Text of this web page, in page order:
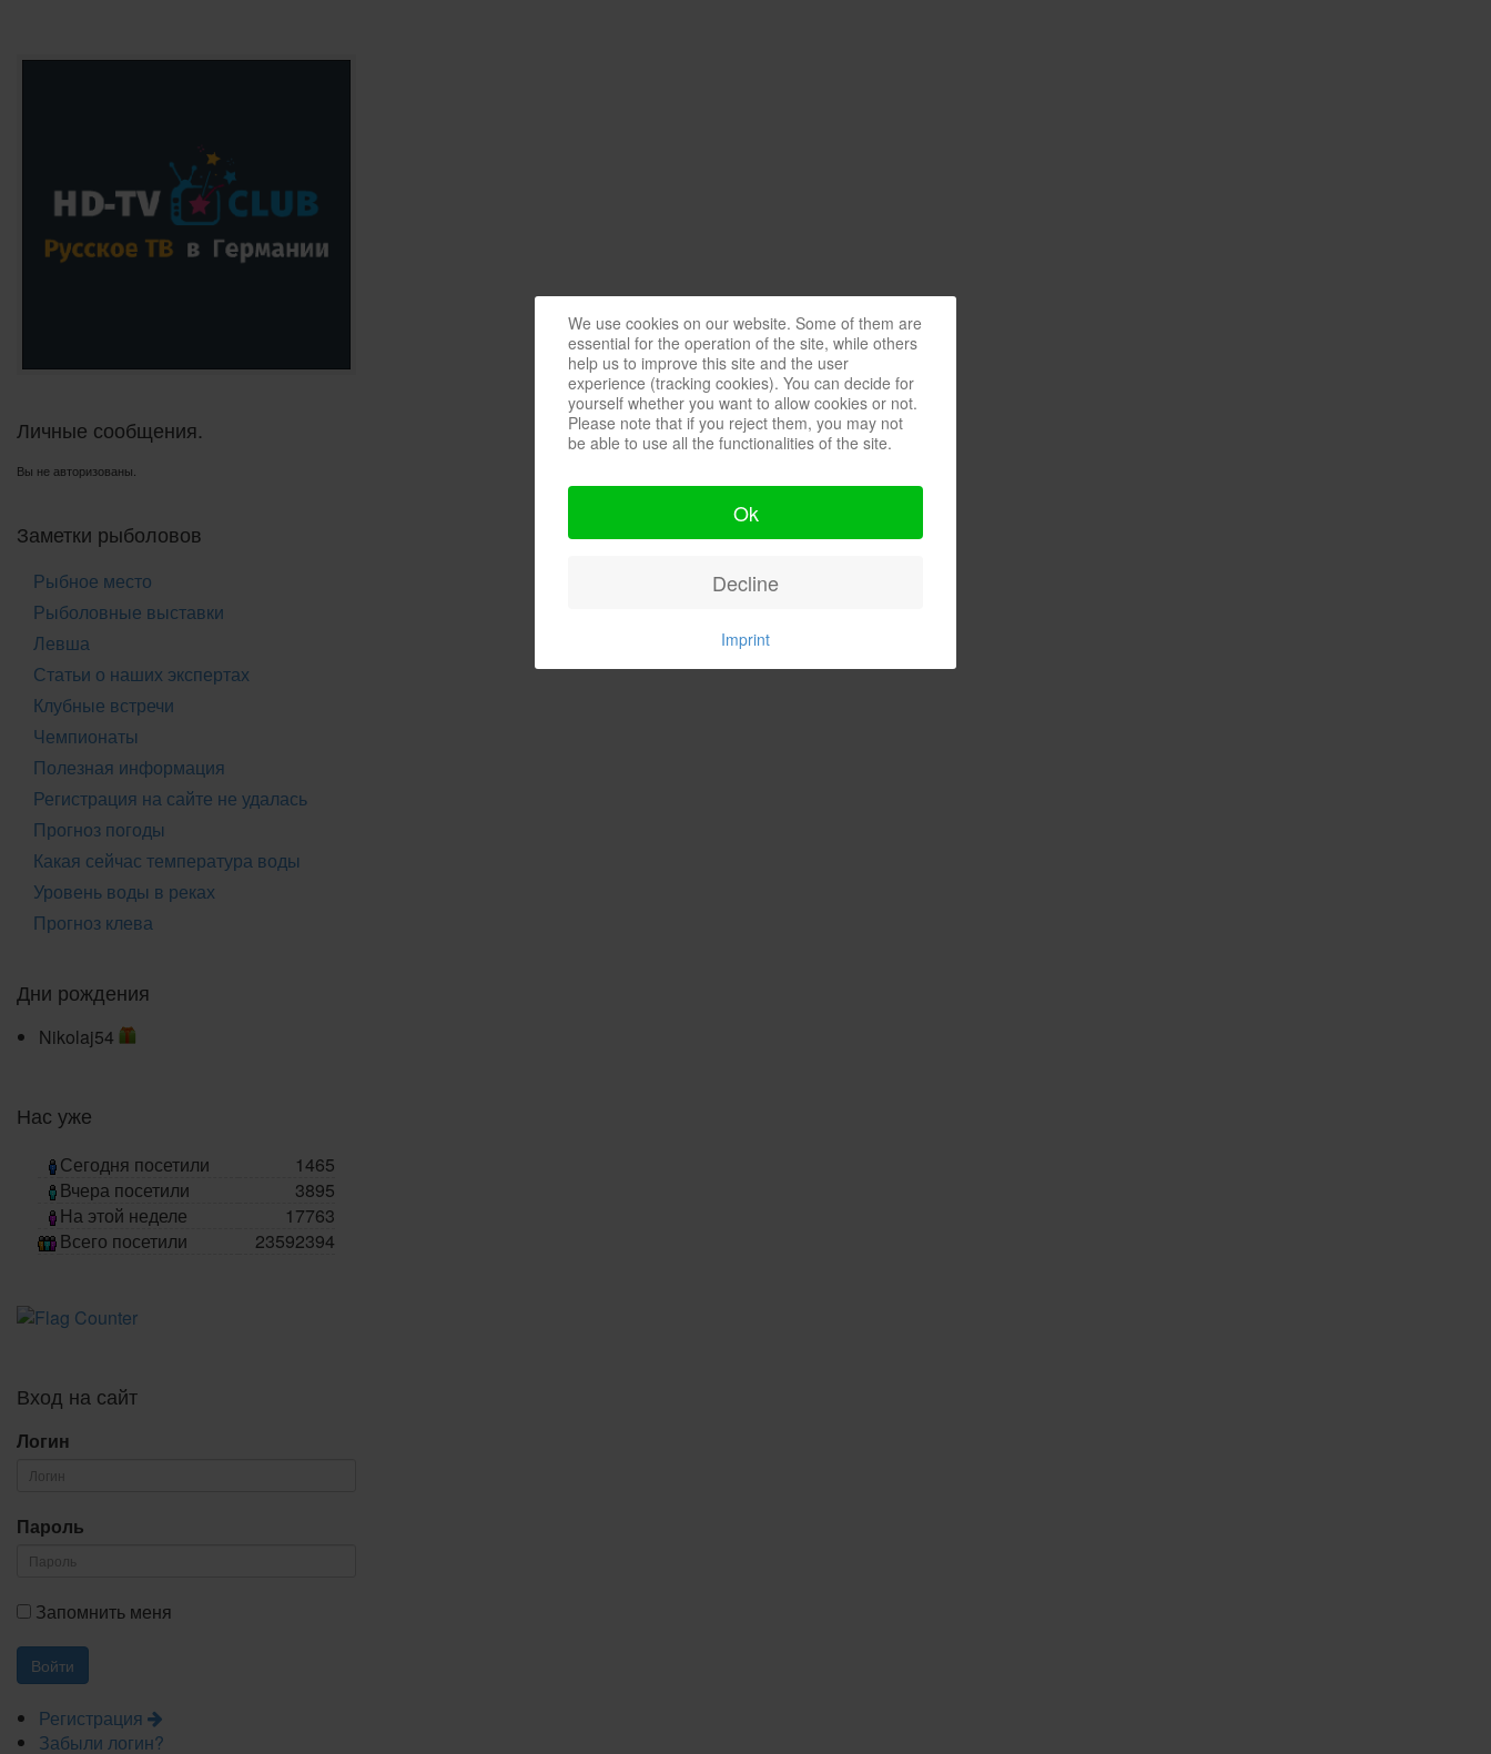
Личные сообщения.
Вы не авторизованы.
Заметки рыболовов
Рыбное место
Рыболовные выставки
Левша
Статьи о наших экспертах
Клубные встречи
Чемпионаты
Полезная информация
Регистрация на сайте не удалась
Прогноз погоды
Какая сейчас температура воды
Уровень воды в реках
Прогноз клева
Дни рождения
Nikolaj54
Нас уже
Сегодня посетили
1465
Вчера посетили
3895
На этой неделе
17763
Всего посетили
23592394
Вход на сайт
Логин
Пароль
Запомнить меня
Регистрация
Забыли логин?
We use cookies on our website. Some of them are
essential for the operation of the site, while others
help us to improve this site and the user
experience (tracking cookies). You can decide for
yourself whether you want to allow cookies or not.
Please note that if you reject them, you may not
be able to use all the functionalities of the site.
Ok
Decline
Imprint